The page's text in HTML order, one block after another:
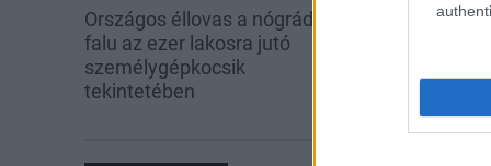
Országos éllovas a nógrádi pici
falu az ezer lakosra jutó
személygépkocsik
tekintetében
Három